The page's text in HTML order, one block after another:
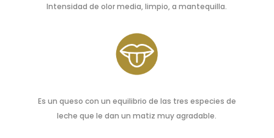
Intensidad de olor media, limpio, a mantequilla.
Es un queso con un equilibrio de las tres especies de
leche que le dan un matiz muy agradable.